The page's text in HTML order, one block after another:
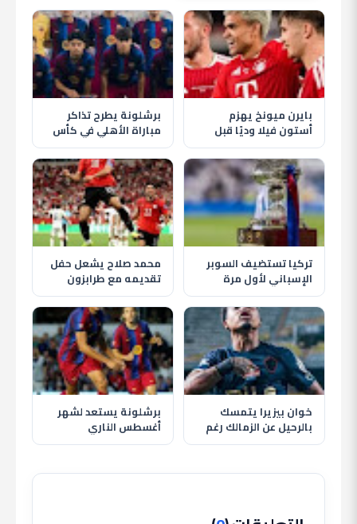
بايرن ميونخ يهزم
أستون فيلا وديًا قبل
انطلاق الموسم الجديد
برشلونة يطرح تذاكر
مباراة الأهلي في كأس
خوان جامبر قبل موقعة
كامب نو
تركيا تستضيف السوبر
الإسباني لأول مرة
بمشاركة برشلونة
وريال مدريد
محمد صلاح يشعل حفل
تقديمه مع طرابزون
سبور وسط استقبال
تاريخي للجماهير
خوان بيزيرا يتمسك
بالرحيل عن الزمالك رغم
قرار النادي وغموض
برشلونة يستعد لشهر
أغسطس الناري
بمواجهة الأهلي وظهور